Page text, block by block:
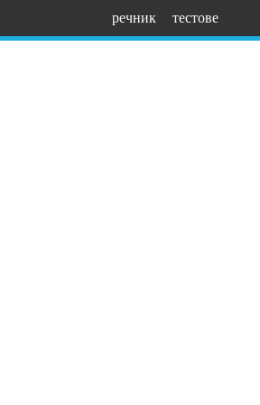
речник тестове